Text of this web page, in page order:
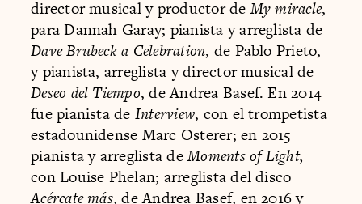
director musical y productor deMy miracle,
para Dannah Garay; pianista y arreglista de
Dave Brubeck a Celebration, de Pablo Prieto,
y pianista, arreglista y director musical de
Deseo del Tiempo, de Andrea Basef. En 2014
fue pianista de Interview, con el trompetista
estadounidense Marc Osterer; en 2015
pianista y arreglista deMoments of Light,
con Louise Phelan; arreglista del disco
Acércate más, de Andrea Basef, en 2016 y